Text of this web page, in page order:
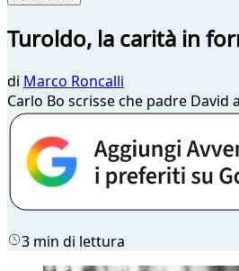
Turoldo, la carità in
di Marco Roncalli
Carlo Bo scrisse che padre
3 min di lettura